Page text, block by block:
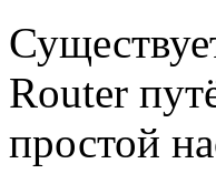
Router
простой